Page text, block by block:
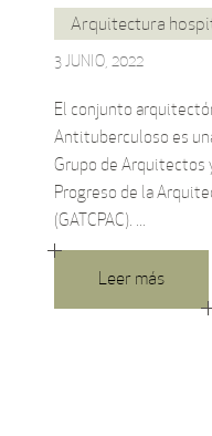
Arquitectura
3 JUNIO, 2022
El conjunto
Antituberculoso es
Grupo de Arquitectos
Progreso de la
(GATCPAC).
Leer más